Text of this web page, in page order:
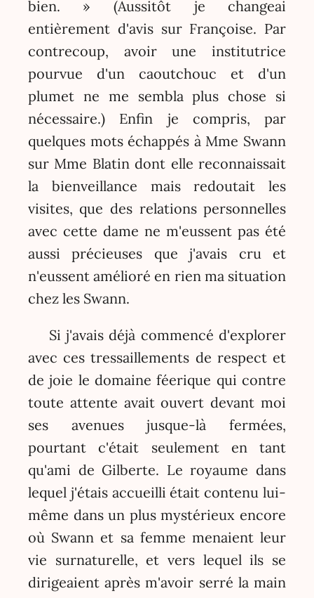
bien. » (Aussitôt je changeai
entièrement d'avis sur Françoise. Par
contrecoup, avoir une institutrice
pourvue d'un caoutchouc et d'un
plumet ne me sembla plus chose si
nécessaire.) Enfin je compris, par
quelques mots échappés à Mme Swann
sur Mme Blatin dont elle reconnaissait
la bienveillance mais redoutait les
visites, que des relations personnelles
avec cette dame ne m'eussent pas été
aussi précieuses que j'avais cru et
n'eussent amélioré en rien ma situation
chez les Swann.
Si j'avais déjà commencé d'explorer
avec ces tressaillements de respect et
de joie le domaine féerique qui contre
toute attente avait ouvert devant moi
ses avenues jusque-là fermées,
pourtant c'était seulement en tant
qu'ami de Gilberte. Le royaume dans
lequel j'étais accueilli était contenu lui-
même dans un plus mystérieux encore
où Swann et sa femme menaient leur
vie surnaturelle, et vers lequel ils se
dirigeaient après m'avoir serré la main